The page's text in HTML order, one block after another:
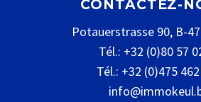
CONTACTEZ-
Potauerstrasse 90, B-
Tél.: +32 (0)80 57
Tél.: +32 (0)475